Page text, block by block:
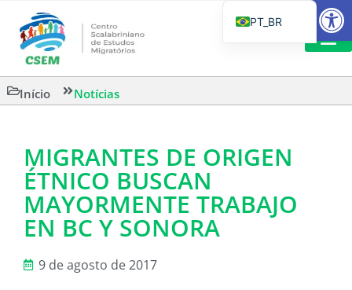
Início Notícias
MIGRANTES DE ORIGEN
ÉTNICO BUSCAN
MAYORMENTE TRABAJO
EN BC Y SONORA
9 de agosto de 2017
PT_BR
IT